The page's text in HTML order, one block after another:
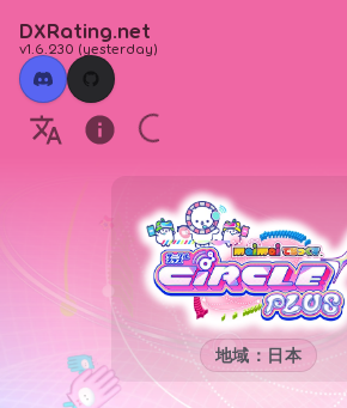
DXRating.net
v1.6.230 (yesterday)
地域：日本